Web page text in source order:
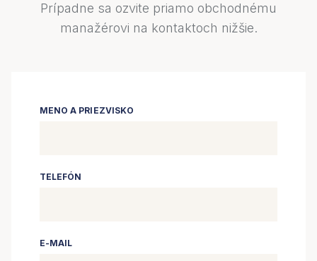
Prípadne sa ozvite priamo obchodnému
manažérovi na kontaktoch nižšie.
MENO A PRIEZVISKO
TELEFÓN
E-MAIL